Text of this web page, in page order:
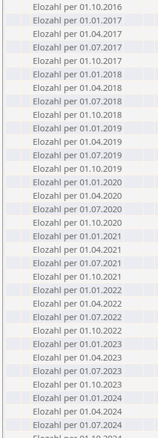
Elozahl per 01.10.2016
Elozahl per 01.01.2017
Elozahl per 01.04.2017
Elozahl per 01.07.2017
Elozahl per 01.10.2017
Elozahl per 01.01.2018
Elozahl per 01.04.2018
Elozahl per 01.07.2018
Elozahl per 01.10.2018
Elozahl per 01.01.2019
Elozahl per 01.04.2019
Elozahl per 01.07.2019
Elozahl per 01.10.2019
Elozahl per 01.01.2020
Elozahl per 01.04.2020
Elozahl per 01.07.2020
Elozahl per 01.10.2020
Elozahl per 01.01.2021
Elozahl per 01.04.2021
Elozahl per 01.07.2021
Elozahl per 01.10.2021
Elozahl per 01.01.2022
Elozahl per 01.04.2022
Elozahl per 01.07.2022
Elozahl per 01.10.2022
Elozahl per 01.01.2023
Elozahl per 01.04.2023
Elozahl per 01.07.2023
Elozahl per 01.10.2023
Elozahl per 01.01.2024
Elozahl per 01.04.2024
Elozahl per 01.07.2024